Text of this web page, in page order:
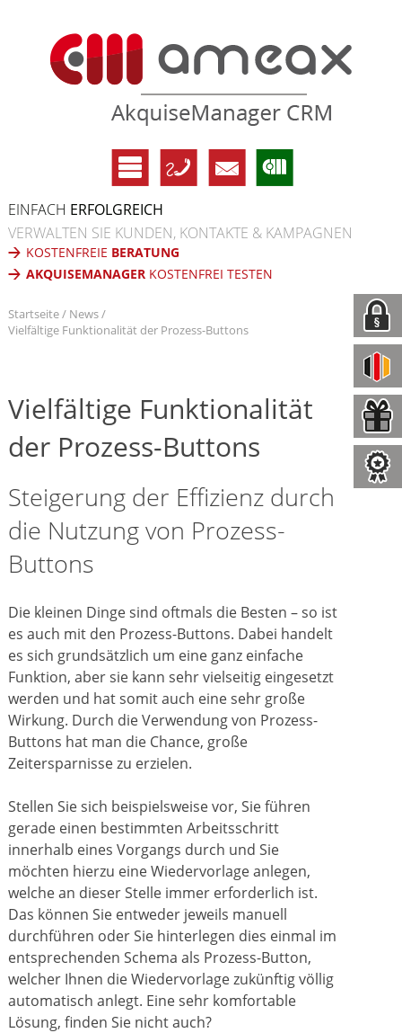
EINFACH ERFOLGREICH
VERWALTEN SIE KUNDEN, KONTAKTE & KAMPAGNEN
KOSTENFREIE BERATUNG
AKQUISEMANAGERKOSTENFREI TESTEN
Startseite
News
Vielfältige Funktionalität der Prozess-Buttons
Vielfältige Funktionalität
der Prozess-Buttons
Steigerung der Effizienz durch
die Nutzung von Prozess-
Buttons
Die kleinen Dinge sind oftmals die Besten – so ist
es auch mit den Prozess-Buttons. Dabei handelt
es sich grundsätzlich um eine ganz einfache
Funktion, aber sie kann sehr vielseitig eingesetzt
werden und hat somit auch eine sehr große
Wirkung. Durch die Verwendung von Prozess-
Buttons hat man die Chance, große
Zeitersparnisse zu erzielen.
Stellen Sie sich beispielsweise vor, Sie führen
gerade einen bestimmten Arbeitsschritt
innerhalb eines Vorgangs durch und Sie
möchten hierzu eine Wiedervorlage anlegen,
welche an dieser Stelle immer erforderlich ist.
Das können Sie entweder jeweils manuell
durchführen oder Sie hinterlegen dies einmal im
entsprechenden Schema als Prozess-Button,
welcher Ihnen die Wiedervorlage zukünftig völlig
automatisch anlegt. Eine sehr komfortable
Lösung, finden Sie nicht auch?